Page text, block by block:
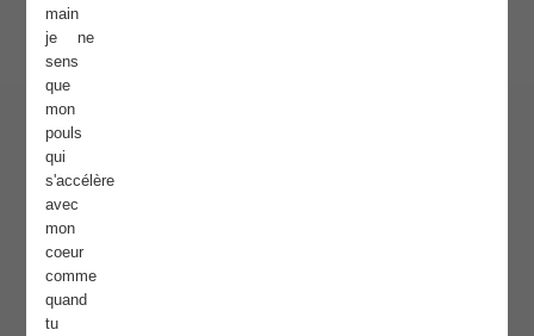
main
je ne
sens
que
mon
pouls
qui
s'accélère
avec
mon
coeur
comme
quand
tu